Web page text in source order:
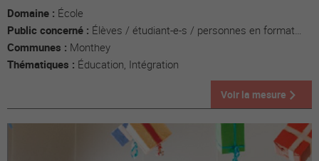
Domaine : École
Public concerné : Élèves / étudiant-e-s / personnes en formation, Populations migrantes
Communes : Monthey
Thématiques : Éducation, Intégration
Voir la mesure